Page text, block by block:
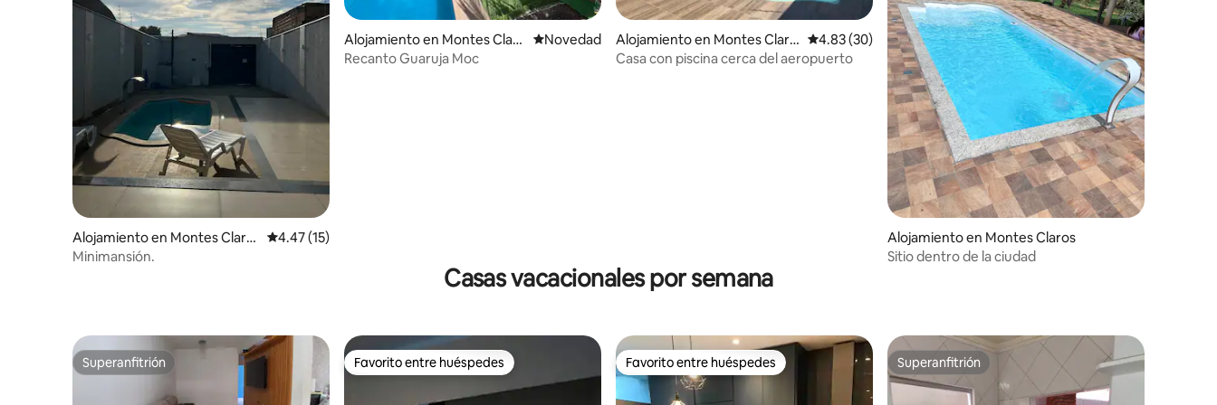
Alojamiento en Montes Claro
s
Calificación promedio: 4.47 de 5, 15 reseñas
4.47 (15)
Minimansión.
Alojamiento en Montes Claro
s
Lugar para hospedarse
Novedad
Recanto Guaruja Moc
Alojamiento en Montes Claro
s
Calificación promedio: 4.83 de 5, 30 reseñas
4.83 (30)
Casa con piscina cerca del aeropuerto
Alojamiento en Montes Claros
Sitio dentro de la ciudad
Casas vacacionales por semana
Superanfitrión
Superanfitrión Favorito entre huéspedes
Favorito entre huéspedes Favorito entre huéspedes
Favorito entre huéspedes Superanfitrión
Superanfitrión